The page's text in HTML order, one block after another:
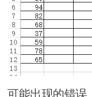
可能出现的错误